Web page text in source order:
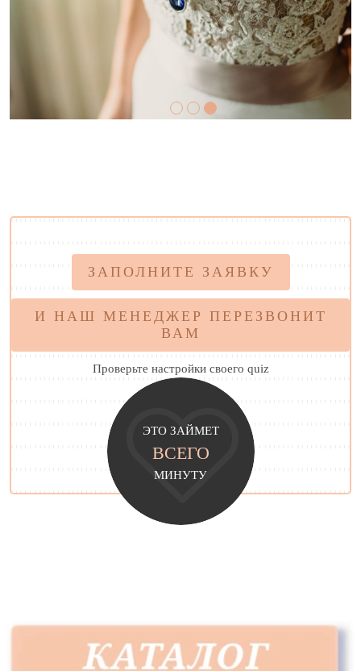
ЗАПОЛНИТЕ ЗАЯВКУ
И НАШ МЕНЕДЖЕР ПЕРЕЗВОНИТ
ВАМ
Проверьте настройки своего quiz
ЭТО ЗАЙМЕТ
ВСЕГО
МИНУТУ